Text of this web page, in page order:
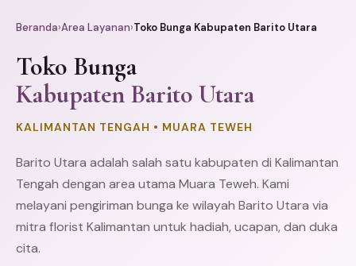
Beranda›Area Layanan›Toko Bunga Kabupaten Barito Utara
Toko Bunga
Kabupaten Barito Utara
KALIMANTAN TENGAH • MUARA TEWEH
Barito Utara adalah salah satu kabupaten di Kalimantan
Tengah dengan area utama Muara Teweh. Kami
melayani pengiriman bunga ke wilayah Barito Utara via
mitra florist Kalimantan untuk hadiah, ucapan, dan duka
cita.